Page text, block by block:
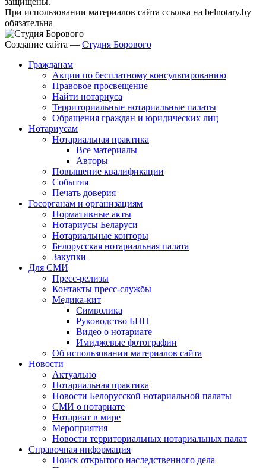
При использовании материалов сайта ссылка на belnotary.by
обязательна
Создание сайта — Студия Борового
Гражданам
Акции по бесплатному консультированию
Правовое просвещение
Найти нотариуса
Территориальные нотариальные палаты
Обращения граждан и юридических лиц
Нотариусам
Нотариальная практика
Все материалы
Авторы
Повышение квалификации
События
Печать доверия
Госорганам и организациям
Нормативные акты
Нотариусы Беларуси
Нотариальные конторы
Белорусская нотариальная палата
Закупки
Для СМИ
Пресс-релизы
Контакты пресс-службы
Медика-кит
Символика
Руководство БНП
Видео о нотариате
Имиджевые фотографии
Об использовании материалов сайта
Новости
Актуально
Нотариальная практика
Новости Белорусской нотариальной палаты
СМИ о нотариате
Нотариат в мире
Мероприятия
Новости территориальных нотариальных палат
Справочная информация
Поиск открытого наследственного дела